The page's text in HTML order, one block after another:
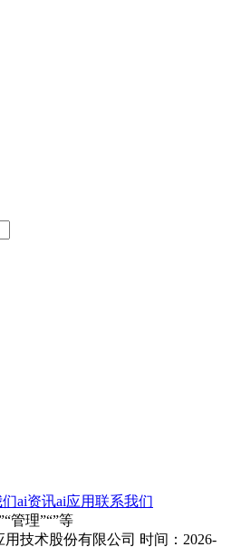
ai资讯ai应用联系我们
管理”“”等
技术股份有限公司 时间：2026-